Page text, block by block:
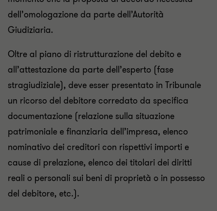
dell’omologazione da parte dell’Autorità
Giudiziaria.
Oltre al piano di ristrutturazione del debito e
all’attestazione da parte dell’esperto (fase
stragiudiziale), deve esser presentato in Tribunale
un ricorso del debitore corredato da specifica
documentazione (relazione sulla situazione
patrimoniale e finanziaria dell’impresa, elenco
nominativo dei creditori con rispettivi importi e
cause di prelazione, elenco dei titolari dei diritti
reali o personali sui beni di proprietà o in possesso
del debitore, etc.).